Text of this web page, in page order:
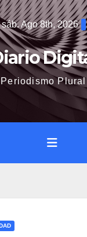
sáb. Ago 8th, 2026
Periodismo Plural